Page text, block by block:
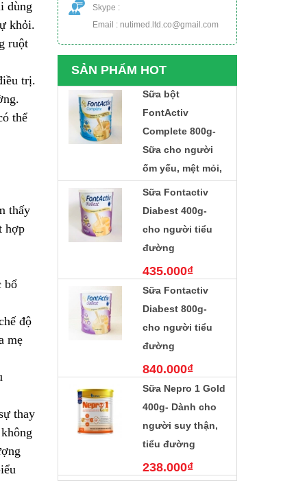
dùng
khỏi.
ruột
trị.
thể
thấy
hợp
bổ
độ
mẹ
thay
Skype :
Email : nutimed.ltd.co@gmail.com
SẢN PHẨM HOT
Nucare DM- Dành
thư, phẫu thuật,
tiểu đường
220.000₫
Sữa bột
FontActiv
Complete 800g-
Sữa cho người
ốm yếu, mệt mỏi,
799.000₫
Sữa Fontactiv
Diabest 400g-
cho người tiểu
đường
435.000₫
Sữa Fontactiv
Diabest 800g-
cho người tiểu
đường
840.000₫
Sữa Nepro 1 Gold
400g- Dành cho
người suy thận,
tiểu đường
238.000₫